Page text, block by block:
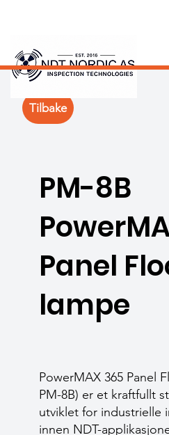
PM-8B
Panel
lampe
PowerMAX 365 Panel
PM-8B) er et kraftfullt
utviklet for industrielle
innen NDT-
Tilbake